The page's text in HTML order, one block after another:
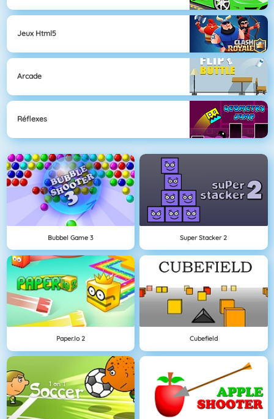
Jeux Html5
Arcade
Réflexes
Bubbel Game 3 Super Stacker 2
Paper.io 2 Cubefield